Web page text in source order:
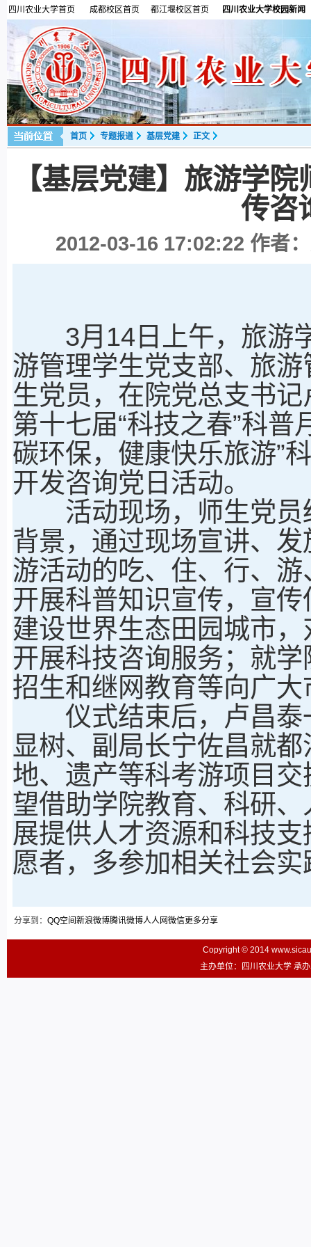
四川农业大学首页 成都校区首页 都江堰校区首页 四川农业大学校园新闻
首页 专题报道 基层党建 正文
【基层党建】旅游学
传咨
2012-03-16 17:02:22 作者
3月14日上午，旅游学
游管理学生党支部、旅
生党员，在院党总支书
第十七届“科技之春”科
碳环保，健康快乐旅游”
开发咨询党日活动。
活动现场，师生党员
背景，通过现场宣讲、
游活动的吃、住、行、
开展科普知识宣传，宣
建设世界生态田园城市
开展科技咨询服务；就
招生和继网教育等向广
仪式结束后，卢昌泰
显树、副局长宁佐昌就
地、遗产等科考游项目
望借助学院教育、科研
展提供人才资源和科技
愿者，多参加相关社会实
分享到： QQ空间 新浪微博腾讯微博人人网微信更多分享
Copyright © 2014
主办单位：四川农业大学 承